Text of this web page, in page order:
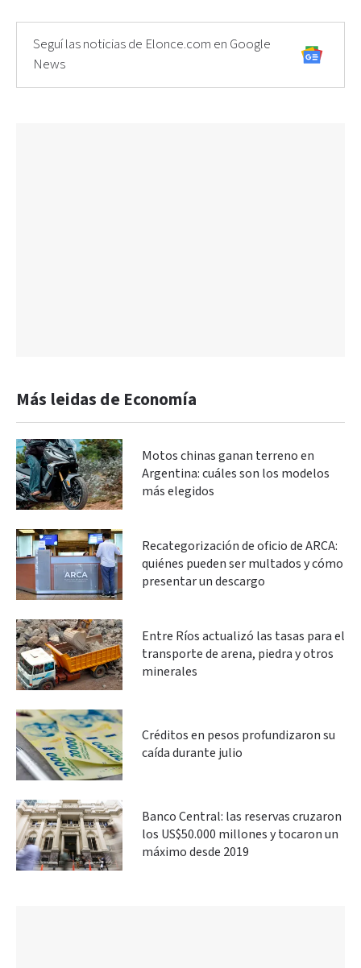
Seguí las noticias de Elonce.com en Google
News
Más leidas de Economía
Motos chinas ganan terreno en
Argentina: cuáles son los modelos
más elegidos
Recategorización de oficio de ARCA:
quiénes pueden ser multados y cómo
presentar un descargo
Entre Ríos actualizó las tasas para el
transporte de arena, piedra y otros
minerales
Créditos en pesos profundizaron su
caída durante julio
Banco Central: las reservas cruzaron
los US$50.000 millones y tocaron un
máximo desde 2019